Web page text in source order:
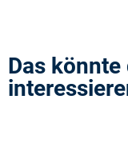
Das